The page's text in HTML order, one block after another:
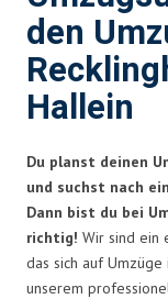
den
Hallein
Du planst deinen
und suchst nach
Dann bist du bei
richtig! Wir sind ein
das sich auf Umzüge
unserem